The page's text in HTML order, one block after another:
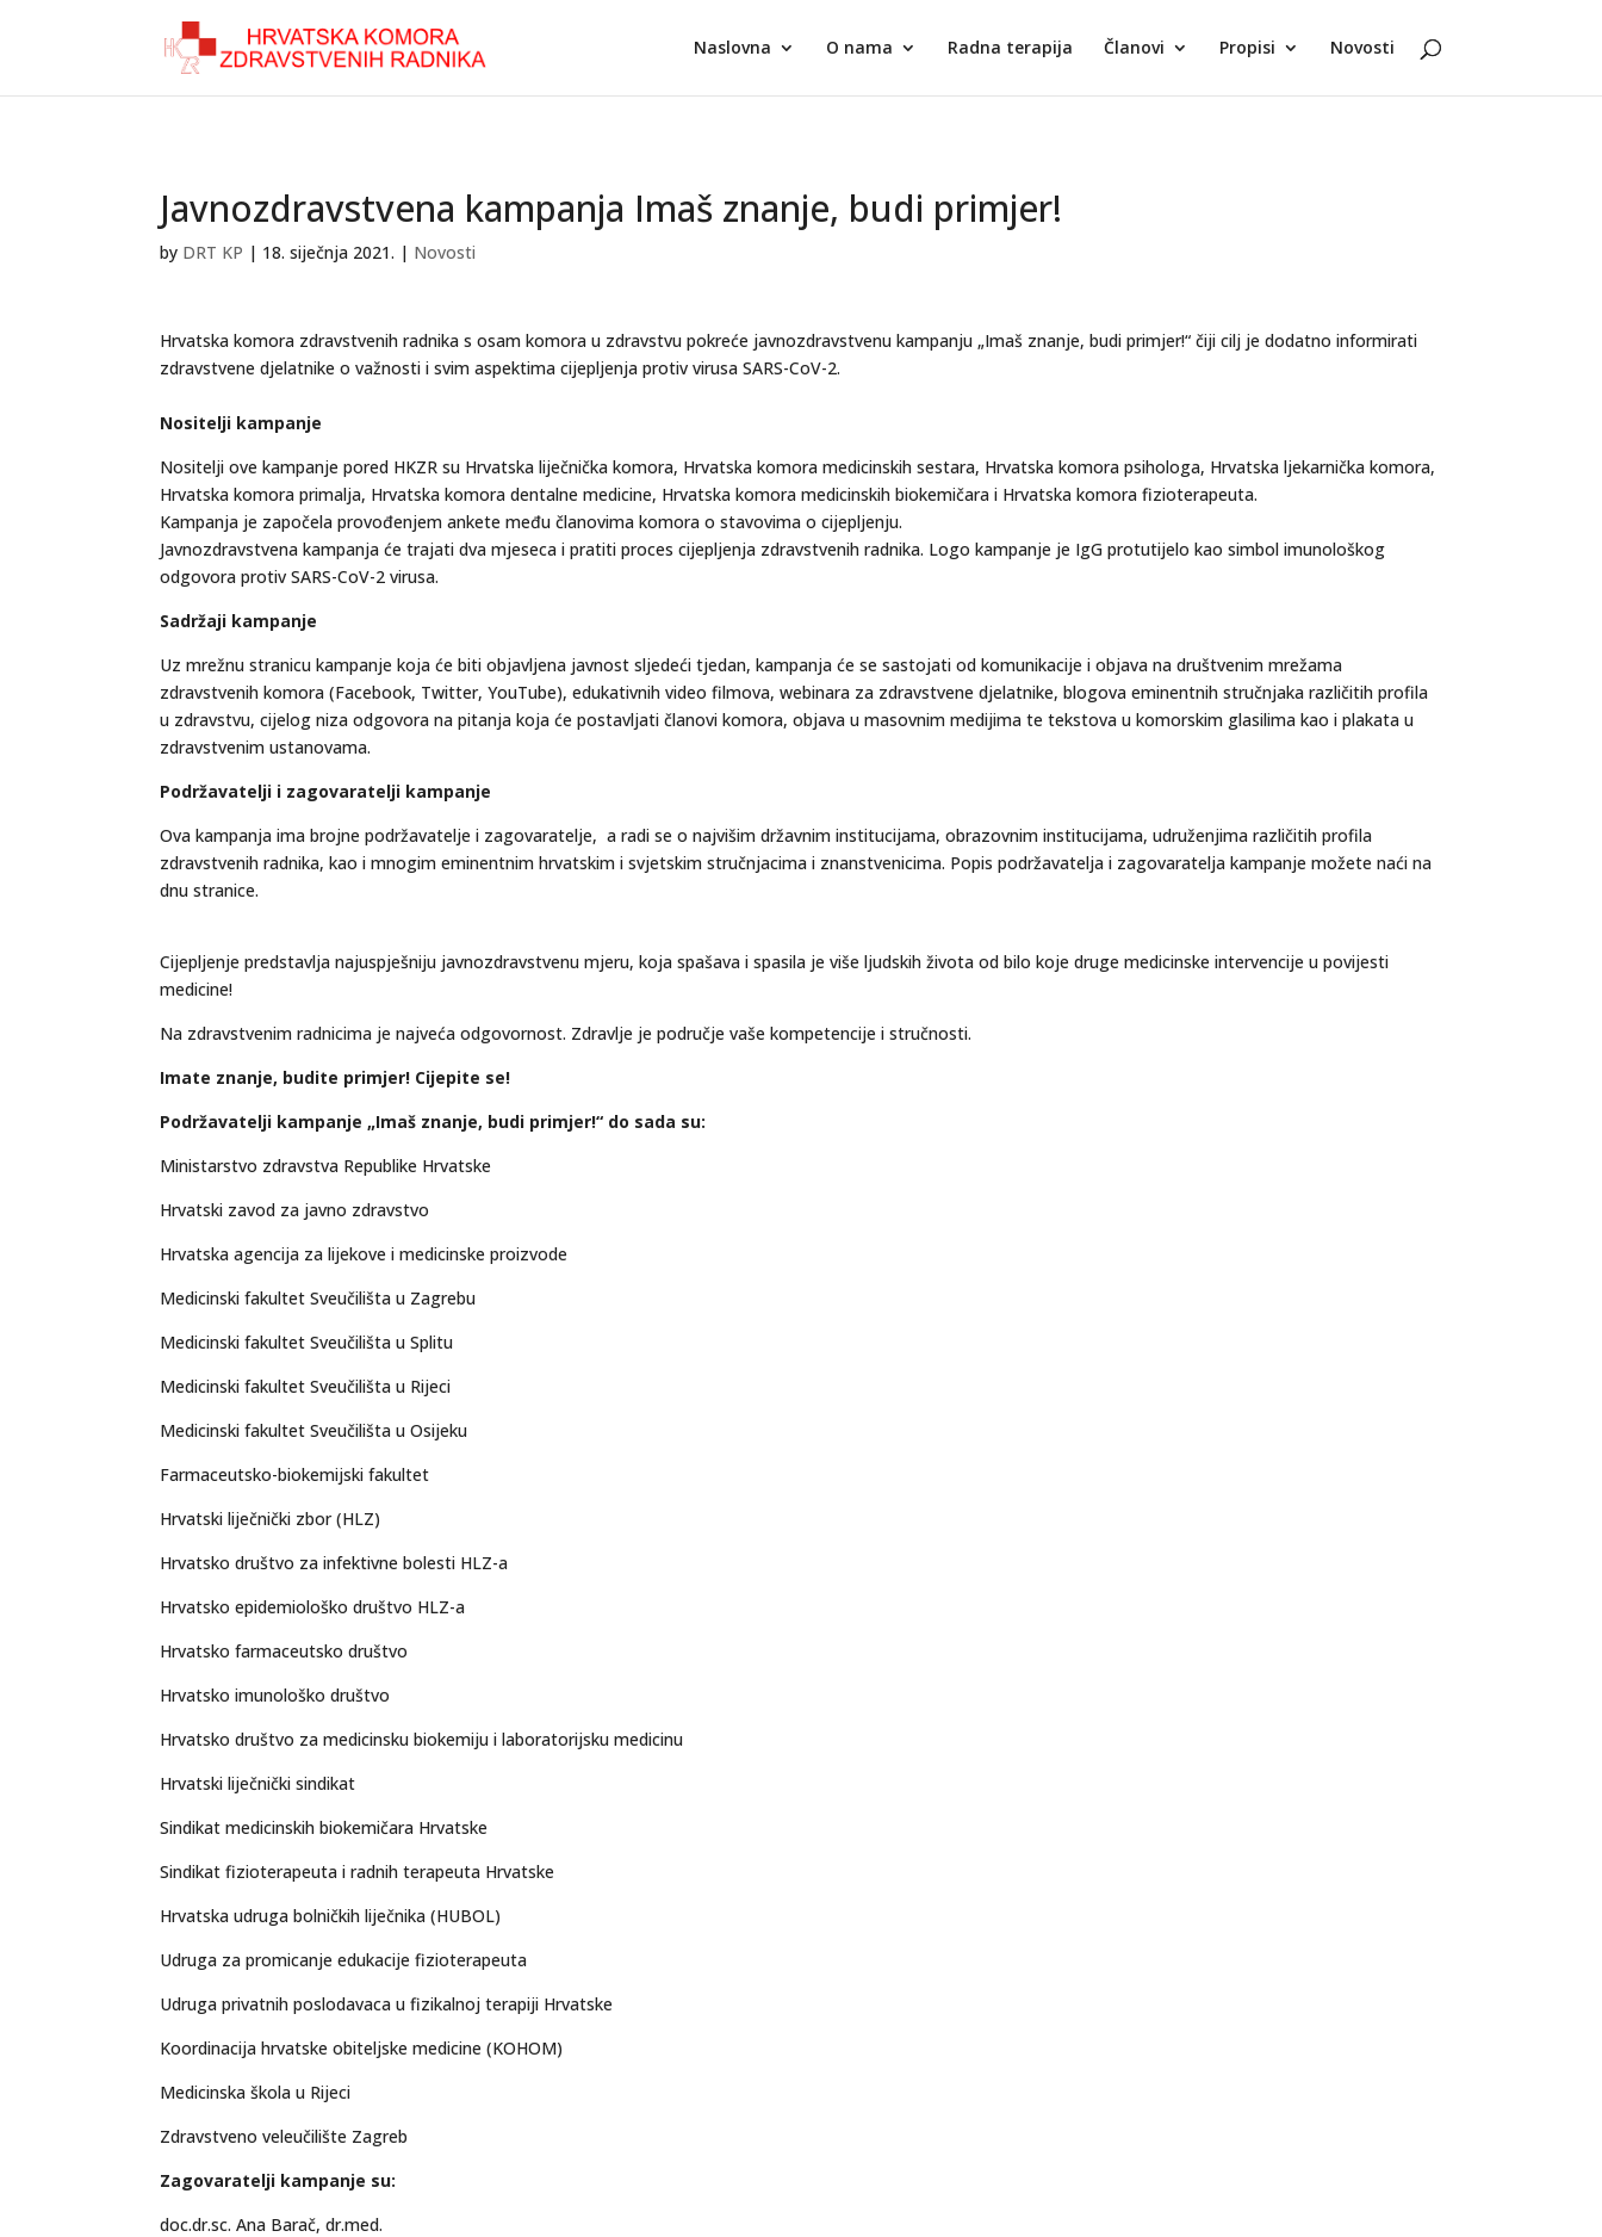
Naslovna O nama Radna terapija Članovi Propisi Novosti
Javnozdravstvena kampanja Imaš znanje, budi primjer!
by DRT KP | 18. siječnja 2021. | Novosti
Hrvatska komora zdravstvenih radnika s osam komora u zdravstvu pokreće javnozdravstvenu kampanju „Imaš znanje, budi primjer!“ čiji cilj je dodatno informirati
zdravstvene djelatnike o važnosti i svim aspektima cijepljenja protiv virusa SARS-CoV-2.
Nositelji kampanje
Nositelji ove kampanje pored HKZR su Hrvatska liječnička komora, Hrvatska komora medicinskih sestara, Hrvatska komora psihologa, Hrvatska ljekarnička komora,
Hrvatska komora primalja, Hrvatska komora dentalne medicine, Hrvatska komora medicinskih biokemičara i Hrvatska komora fizioterapeuta.
Kampanja je započela provođenjem ankete među članovima komora o stavovima o cijepljenju.
Javnozdravstvena kampanja će trajati dva mjeseca i pratiti proces cijepljenja zdravstvenih radnika. Logo kampanje je IgG protutijelo kao simbol imunološkog
odgovora protiv SARS-CoV-2 virusa.
Sadržaji kampanje
Uz mrežnu stranicu kampanje koja će biti objavljena javnost sljedeći tjedan, kampanja će se sastojati od komunikacije i objava na društvenim mrežama
zdravstvenih komora (Facebook, Twitter, YouTube), edukativnih video filmova, webinara za zdravstvene djelatnike, blogova eminentnih stručnjaka različitih profila
u zdravstvu, cijelog niza odgovora na pitanja koja će postavljati članovi komora, objava u masovnim medijima te tekstova u komorskim glasilima kao i plakata u
zdravstvenim ustanovama.
Podržavatelji i zagovaratelji kampanje
Ova kampanja ima brojne podržavatelje i zagovaratelje, a radi se o najvišim državnim institucijama, obrazovnim institucijama, udruženjima različitih profila
zdravstvenih radnika, kao i mnogim eminentnim hrvatskim i svjetskim stručnjacima i znanstvenicima. Popis podržavatelja i zagovaratelja kampanje možete naći na
dnu stranice.
Cijepljenje predstavlja najuspješniju javnozdravstvenu mjeru, koja spašava i spasila je više ljudskih života od bilo koje druge medicinske intervencije u povijesti
medicine!
Na zdravstvenim radnicima je najveća odgovornost. Zdravlje je područje vaše kompetencije i stručnosti.
Imate znanje, budite primjer! Cijepite se!
Podržavatelji kampanje „Imaš znanje, budi primjer!“ do sada su:
Ministarstvo zdravstva Republike Hrvatske
Hrvatski zavod za javno zdravstvo
Hrvatska agencija za lijekove i medicinske proizvode
Medicinski fakultet Sveučilišta u Zagrebu
Medicinski fakultet Sveučilišta u Splitu
Medicinski fakultet Sveučilišta u Rijeci
Medicinski fakultet Sveučilišta u Osijeku
Farmaceutsko-biokemijski fakultet
Hrvatski liječnički zbor (HLZ)
Hrvatsko društvo za infektivne bolesti HLZ-a
Hrvatsko epidemiološko društvo HLZ-a
Hrvatsko farmaceutsko društvo
Hrvatsko imunološko društvo
Hrvatsko društvo za medicinsku biokemiju i laboratorijsku medicinu
Hrvatski liječnički sindikat
Sindikat medicinskih biokemičara Hrvatske
Sindikat fizioterapeuta i radnih terapeuta Hrvatske
Hrvatska udruga bolničkih liječnika (HUBOL)
Udruga za promicanje edukacije fizioterapeuta
Udruga privatnih poslodavaca u fizikalnoj terapiji Hrvatske
Koordinacija hrvatske obiteljske medicine (KOHOM)
Medicinska škola u Rijeci
Zdravstveno veleučilište Zagreb
Zagovaratelji kampanje su:
doc.dr.sc. Ana Barač, dr.med.